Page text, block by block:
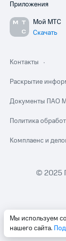
Мы используем
нашего сайта.
Приложения
Мой МТС
Скачать
Контакты
Раскрытие
Документы ПАО
Политика
Комплаенс и
© 2025